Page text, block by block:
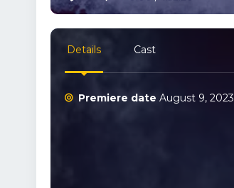
Details Cast
Premiere date August 9, 2023